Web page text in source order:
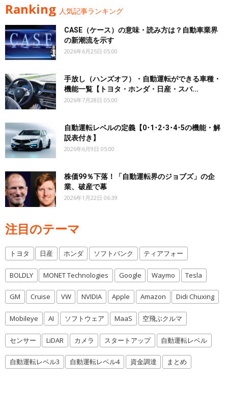
Ranking 人気記事ランキング
CASE（ケース）の意味・読み方は？自動車業界
の新潮流を示す
2026年6月25日 05:00
手放し（ハンズオフ）・自動運転ができる車種・
機能一覧【トヨタ・ホンダ・日産・スバ...
2026年7月28日 05:00
自動運転レベルの定義【0･1･2･3･4･5の機能・解
説表付き】
2026年6月9日 05:00
株価99％下落！「自動運転界のジョブズ」の企
業、破産で幕
2026年1月22日 06:39
注目のテーマ
トヨタ 日産 ホンダ ソフトバンク ティアフォー
BOLDLY MONET Technologies Google Waymo Tesla
GM Cruise VW NVIDIA Apple Amazon Didi Chuxing
Mobileye AI ソフトウェア MaaS 空飛ぶクルマ
センサー LiDAR カメラ スタートアップ 自動運転レベル
自動運転レベル3 自動運転レベル4 資金調達 まとめ